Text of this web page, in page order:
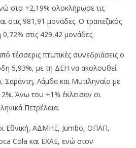
VIEWING
για το Χρηματιστήριο
στο +2,19% ολοκλήρωσε τις
στις 981,91 μονάδες. Ο τραπεζικός
0,72% στις 429,42 μονάδες.
τέσσερις πτωτικές συνεδριάσεις ο
5,93%, με τη ΔΕΗ να ακολουθεί
Σαράντη, Λάμδα και Μυτιληναίο με
Άνω του +1% έκλεισαν οι
Πετρέλαια.
Εθνική, ΑΔΜΗΕ, Jumbo, ΟΠΑΠ,
Cola και ΕΧΑΕ, ενώ στον